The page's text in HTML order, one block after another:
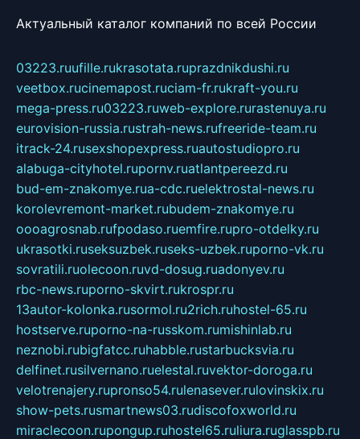
Актуальный каталог компаний по всей России
03223.ruufille.rukrasotata.ruprazdnikdushi.ru
veetbox.rucinemapost.ruciam-fr.rukraft-you.ru
mega-press.ru03223.ruweb-explore.rurastenuya.ru
eurovision-russia.rustrah-news.rufreeride-team.ru
itrack-24.rusexshopexpress.ruautostudiopro.ru
alabuga-cityhotel.rupornv.ruatlantpereezd.ru
bud-em-znakomye.rua-cdc.ruelektrostal-news.ru
korolevremont-market.rubudem-znakomye.ru
oooagrosnab.rufpodaso.ruemfire.rupro-otdelky.ru
ukrasotki.ruseksuzbek.ruseks-uzbek.ruporno-vk.ru
sovratili.ruolecoon.ruvd-dosug.ruadonyev.ru
rbc-news.ruporno-skvirt.rukrospr.ru
13autor-kolonka.rusormol.ru2rich.ruhostel-65.ru
hostserve.ruporno-na-russkom.rumishinlab.ru
neznobi.rubigfatcc.ruhabble.rustarbucksvia.ru
delfinet.rusilvernano.ruelestal.ruvektor-doroga.ru
velotrenajery.rupronso54.rulenasever.rulovinskix.ru
show-pets.rusmartnews03.rudiscofoxworld.ru
miraclecoon.rupongup.ruhostel65.ruliura.ruglasspb.ru